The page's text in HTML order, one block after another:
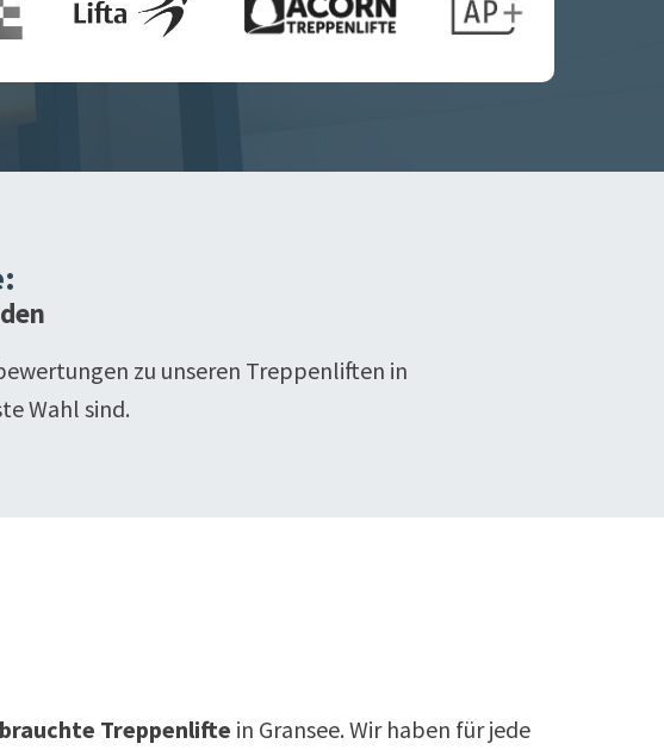
:
zu unseren Treppenliften in
Wahl sind.
Treppenlifte in Gransee. Wir haben für jede